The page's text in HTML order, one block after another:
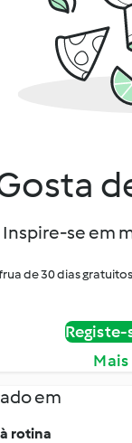
Inspire-se em
de 30 dias
em
rotina